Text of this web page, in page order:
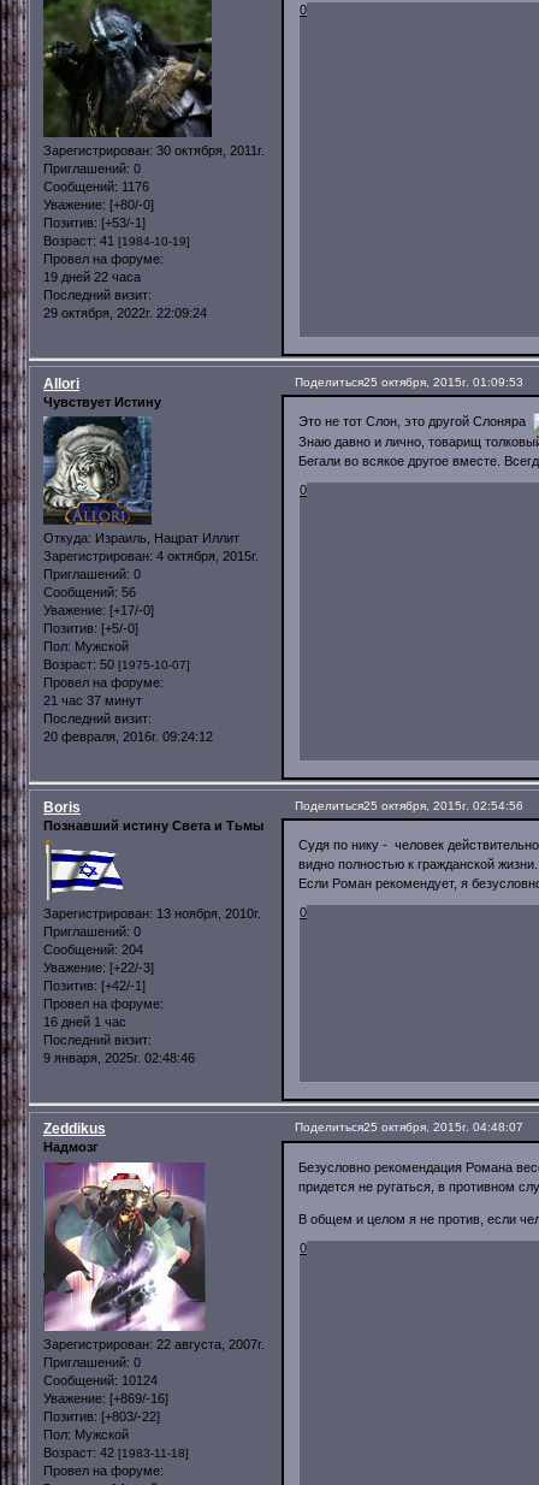
Зарегистрирован: 30 октября, 2011г.
Приглашений: 0
Сообщений: 1176
Уважение: [+80/-0]
Позитив: [+53/-1]
Возраст: 41 [1984-10-19]
Провел на форуме:
19 дней 22 часа
Последний визит:
29 октября, 2022г. 22:09:24
0
Поделиться25 октября, 2015г. 01:09:53
Allori
Чувствует Истину
Откуда: Израиль, Нацрат Иллит
Зарегистрирован: 4 октября, 2015г.
Приглашений: 0
Сообщений: 56
Уважение: [+17/-0]
Позитив: [+5/-0]
Пол: Мужской
Возраст: 50 [1975-10-07]
Провел на форуме:
21 час 37 минут
Последний визит:
20 февраля, 2016г. 09:24:12
Это не тот Слон, это другой Слоняра
Знаю давно и лично, товарищ
Бегали во всякое другое вместе.
0
Поделиться25 октября, 2015г. 02:54:56
Boris
Познавший истину Света и Тьмы
Зарегистрирован: 13 ноября, 2010г.
Приглашений: 0
Сообщений: 204
Уважение: [+22/-3]
Позитив: [+42/-1]
Провел на форуме:
16 дней 1 час
Последний визит:
9 января, 2025г. 02:48:46
Судя по нику - человек
видно полностью к гражданской жизни.
Если Роман рекомендует, я
0
Поделиться25 октября, 2015г. 04:48:07
Zeddikus
Надмозг
Зарегистрирован: 22 августа, 2007г.
Приглашений: 0
Сообщений: 10124
Уважение: [+869/-16]
Позитив: [+803/-22]
Пол: Мужской
Возраст: 42 [1983-11-18]
Провел на форуме:
Безусловно рекомендация Романа
придется не ругаться, в противном
В общем и целом я не против, если
0